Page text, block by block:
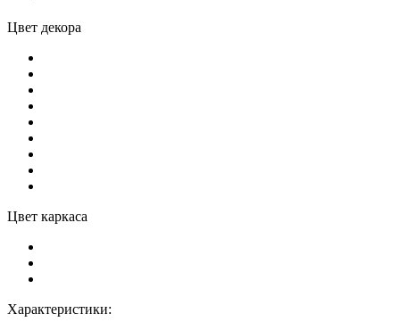
Цвет декора
Цвет каркаса
Характеристики: